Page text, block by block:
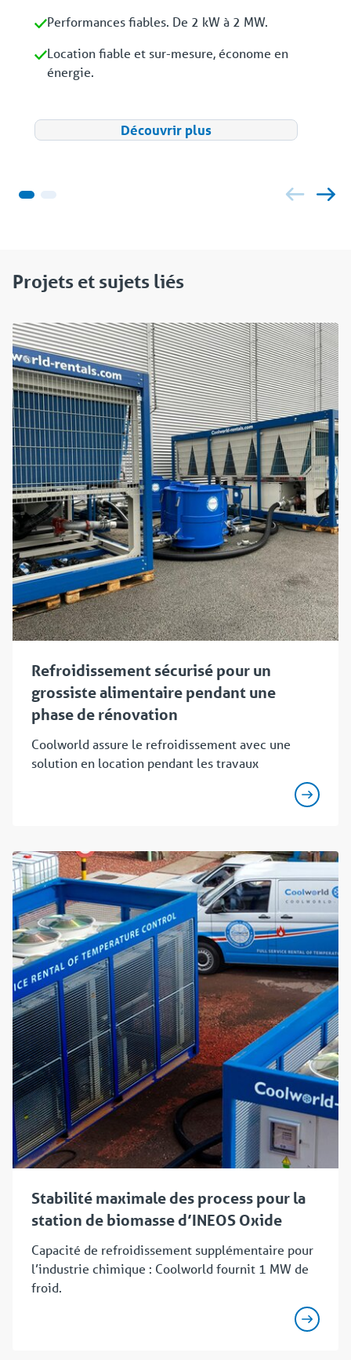
Performances fiables. De 2 kW à 2 MW.
Location fiable et sur-mesure, économe en
énergie.
Découvrir plus
Projets et sujets liés
Refroidissement sécurisé pour un
grossiste alimentaire pendant une
phase de rénovation
Coolworld assure le refroidissement avec une
solution en location pendant les travaux
Stabilité maximale des process pour la
station de biomasse d’INEOS Oxide
Capacité de refroidissement supplémentaire pour
l’industrie chimique : Coolworld fournit 1 MW de
froid.